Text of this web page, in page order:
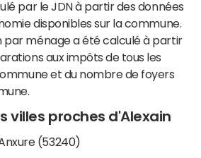
par le JDN à partir des données
disponibles sur la commune.
par ménage a été calculé à partir
aux impôts de tous les
et du nombre de foyers
villes proches d'Alexain
(53240)